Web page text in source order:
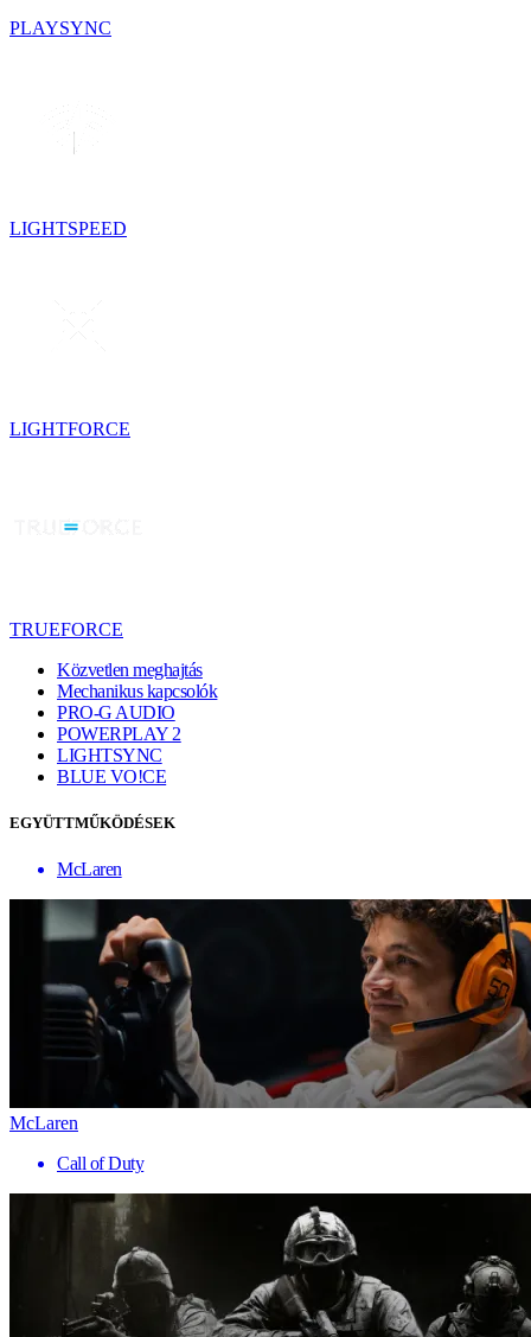
PLAYSYNC
LIGHTSPEED
LIGHTFORCE
TRUEFORCE
Közvetlen meghajtás
Mechanikus kapcsolók
PRO-G AUDIO
POWERPLAY 2
LIGHTSYNC
BLUE VO!CE
EGYÜTTMŰKÖDÉSEK
McLaren
McLaren
Call of Duty